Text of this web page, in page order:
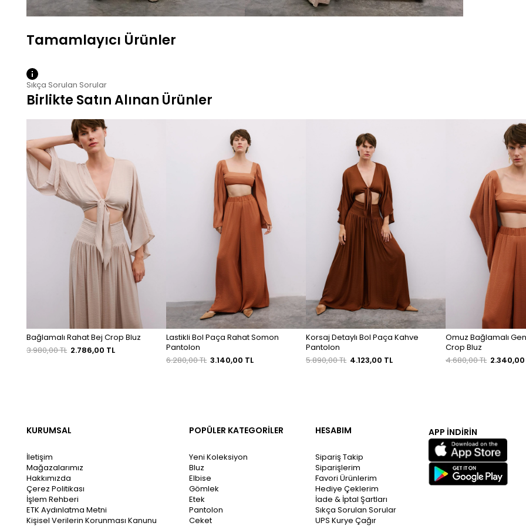
Sıkça Sorulan Sorular
Birlikte Satın Alınan Ürünler
Bağlamalı Rahat Bej Crop Bluz
3.980,00 TL 2.786,00 TL
Lastikli Bol Paça Rahat Somon
Pantolon
6.280,00 TL 3.140,00 TL
Korsaj Detaylı Bol Paça Kahve
Pantolon
5.890,00 TL 4.123,00 TL
Omuz Bağlamalı
Crop Bluz
4.680,00 TL 2.340,00
KURUMSAL
İletişim
Mağazalarımız
Hakkımızda
Çerez Politikası
İşlem Rehberi
ETK Aydınlatma Metni
Kişisel Verilerin Korunması Kanunu
POPÜLER KATEGORİLER
Yeni Koleksiyon
Bluz
Elbise
Gömlek
Etek
Pantolon
Ceket
HESABIM
Sipariş Takip
Siparişlerim
Favori Ürünlerim
Hediye Çeklerim
İade & İptal Şartları
Sıkça Sorulan Sorular
UPS Kurye Çağır
APP İNDİRİN